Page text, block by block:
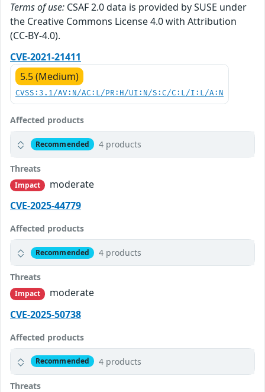
Terms of use: CSAF 2.0 data is provided by SUSE under
the Creative Commons License 4.0 with Attribution
(CC-BY-4.0).
CVE-2021-21411
5.5 (Medium)
CVSS:3.1/AV:N/AC:L/PR:H/UI:N/S:C/C:L/I:L/A:N
Affected products
Recommended 4 products
Threats
Impact
moderate
CVE-2025-44779
Affected products
Recommended 4 products
Threats
Impact
moderate
CVE-2025-50738
Affected products
Recommended 4 products
Threats